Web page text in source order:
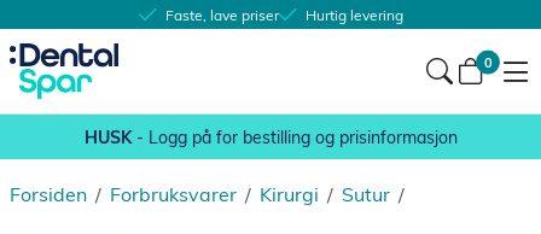
Faste, lave priser Hurtig levering
0
HUSK- Logg på for bestilling og prisinformasjon
/
Forsiden /
Forbruksvarer /
Kirurgi /
Sutur